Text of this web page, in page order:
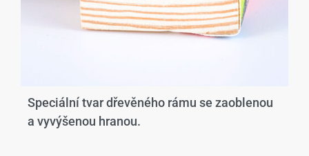
Speciální tvar dřevěného rámu se zaoblenou
a vyvýšenou hranou.​